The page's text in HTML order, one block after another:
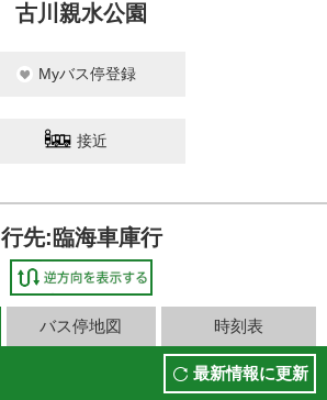
古川親水公園
Myバス停登録
接近
行先:臨海車庫行
バス停地図 時刻表
最新情報に更新